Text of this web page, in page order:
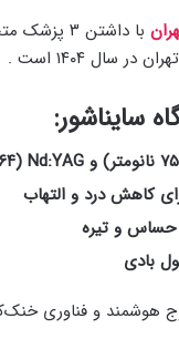
با
سال ۱۴۰۴ است .
سایناشور:
کاهش درد و التهاب
و تیره
بادی
هوشمند و فناوری